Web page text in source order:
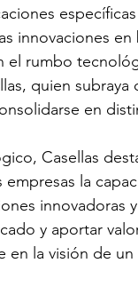
innovaciones
el rumbo
quien
en
Casellas
empresas la
innovadoras
y aportar
en la visión de